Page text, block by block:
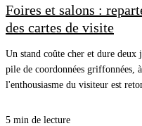
Foires et salons :
des cartes de visite
Un stand coûte cher et dure deux
pile de coordonnées griffonnées,
l'enthousiasme du visiteur est
logement pendant qu'il est devant
5 min de lecture